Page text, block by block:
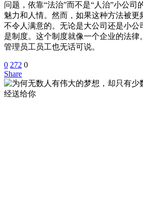
问题，依靠“法治”而不是“人治”小公司
魅力和人情。然而，如果这种方法被更
不令人满意的。无论是大公司还是小公
是制度。这个制度就像一个企业的法律
管理员工员工也无话可说。
0 272 0
Share